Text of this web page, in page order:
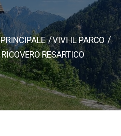
PRINCIPALE
VIVI IL PARCO
RICOVERO RESARTICO